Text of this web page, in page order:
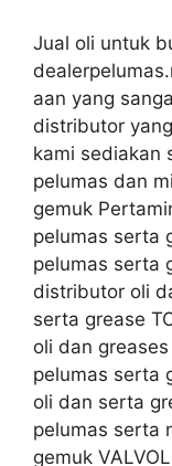
Jual oli untuk
aan yang
distributor
kami sediakan
pelumas dan
gemuk
pelumas serta
pelumas serta
distributor oli
serta grease
oli dan
pelumas serta
oli dan serta
pelumas serta
gemuk